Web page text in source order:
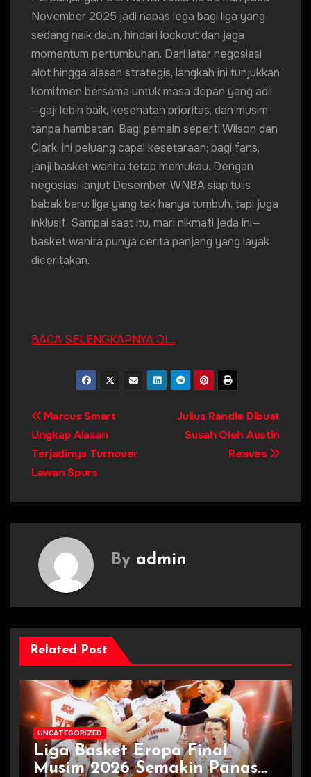
November 2025 jadi napas lega bagi liga yang
sedang naik daun, hindari lockout dan jaga
momentum pertumbuhan. Dari latar negosiasi
alot hingga alasan strategis, langkah ini tunjukkan
komitmen bersama untuk masa depan yang adil
—gaji lebih baik, kesehatan prioritas, dan musim
tanpa hambatan. Bagi pemain seperti Wilson dan
Clark, ini peluang capai kesetaraan; bagi fans,
janji basket wanita tetap memukau. Dengan
negosiasi lanjut Desember, WNBA siap tulis
babak baru: liga yang tak hanya tumbuh, tapi juga
inklusif. Sampai saat itu, mari nikmati jeda ini—
basket wanita punya cerita panjang yang layak
diceritakan.
BACA SELENGKAPNYA DI…
Post
navigation
Julius Randle Dibuat
Susah Oleh Austin
Reaves
Marcus Smart
Ungkap Alasan
Terjadinya Turnover
Lawan Spurs
By admin
Related Post
UNCATEGORIZED
Liga Basket Eropa Final
Musim 2026 Semakin Panas